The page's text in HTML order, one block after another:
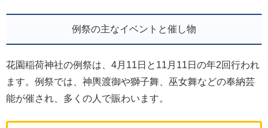
例祭の主なイベントと催し物
花園稲荷神社の例祭は、4月11日と11月11日の年2回行われ
ます。例祭では、神輿渡御や獅子舞、巫女舞などの奉納芸
能が催され、多くの人で賑わいます。